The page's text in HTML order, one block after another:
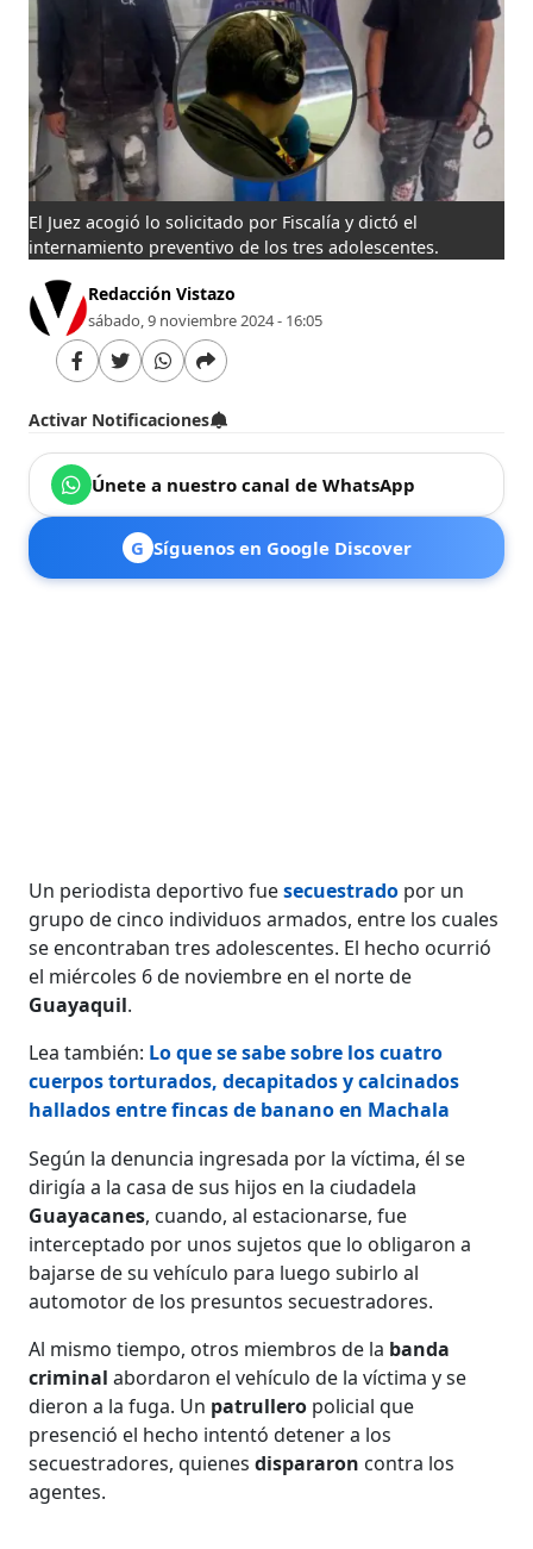
El Juez acogió lo solicitado por Fiscalía y dictó el
internamiento preventivo de los tres adolescentes.
Redacción Vistazo
sábado, 9 noviembre 2024 - 16:05
Activar Notificaciones
Únete a nuestro canal de WhatsApp
G Síguenos en Google Discover
Un periodista deportivo fuesecuestrado por un
grupo de cinco individuos armados, entre los cuales
se encontraban tres adolescentes. El hecho ocurrió
el miércoles 6 de noviembre en el norte de
Guayaquil.
Lea también: Lo que se sabe sobre los cuatro
cuerpos torturados, decapitados y calcinados
hallados entre fincas de banano en Machala
Según la denuncia ingresada por la víctima, él se
dirigía a la casa de sus hijos en la ciudadela
Guayacanes, cuando, al estacionarse, fue
interceptado por unos sujetos que lo obligaron a
bajarse de su vehículo para luego subirlo al
automotor de los presuntos secuestradores.
Al mismo tiempo, otros miembros de la banda
criminal abordaron el vehículo de la víctima y se
dieron a la fuga. Un patrullero policial que
presenció el hecho intentó detener a los
secuestradores, quienesdispararon contra los
agentes.